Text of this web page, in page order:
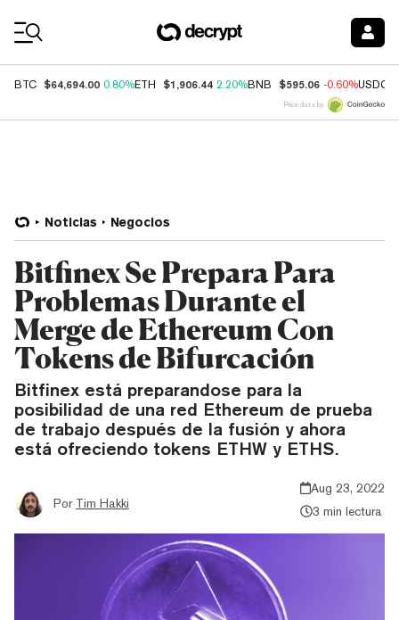
BTC $64,694.00 0.80%ETH $1,906.44 2.20%BNB $595.06 -0.60%USDC
Price data by
Noticias Negocios
Bitfinex Se Prepara Para
Problemas Durante el
Merge de Ethereum Con
Tokens de Bifurcación
Bitfinex está preparandose para la
posibilidad de una red Ethereum de prueba
de trabajo después de la fusión y ahora
está ofreciendo tokens ETHW y ETHS.
Por Tim Hakki
Aug 23, 2022
3 min lectura